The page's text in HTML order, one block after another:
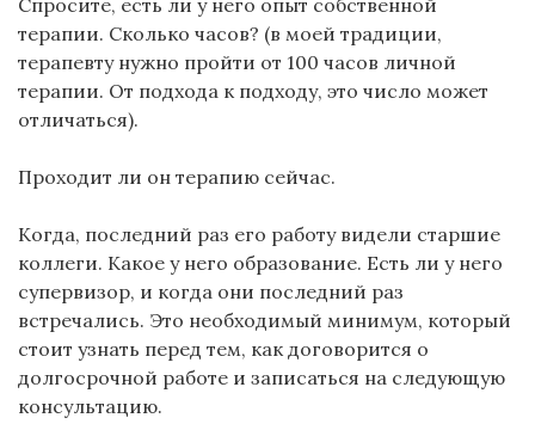
Спросите, есть ли у него опыт собственной
терапии. Сколько часов? (в моей традиции,
терапевту нужно пройти от 100 часов личной
терапии. От подхода к подходу, это число может
отличаться).
Проходит ли он терапию сейчас.
Когда, последний раз его работу видели старшие
коллеги. Какое у него образование. Есть ли у него
супервизор, и когда они последний раз
встречались. Это необходимый минимум, который
стоит узнать перед тем, как договорится о
долгосрочной работе и записаться на следующую
консультацию.